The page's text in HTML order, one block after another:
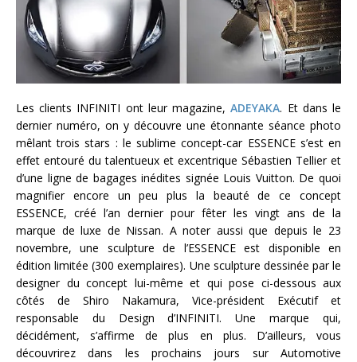
Les clients INFINITI ont leur magazine,ADEYAKA. Et dans le
dernier numéro, on y découvre une étonnante séance photo
mêlant trois stars : le sublime concept-car ESSENCE s’est en
effet entouré du talentueux et excentrique Sébastien Tellier et
d’une ligne de bagages inédites signée Louis Vuitton. De quoi
magnifier encore un peu plus la beauté de ce concept
ESSENCE, créé l’an dernier pour fêter les vingt ans de la
marque de luxe de Nissan. A noter aussi que depuis le 23
novembre, une sculpture de l’ESSENCE est disponible en
édition limitée (300 exemplaires). Une sculpture dessinée par le
designer du concept lui-même et qui pose ci-dessous aux
côtés de Shiro Nakamura, Vice-président Exécutif et
responsable du Design d’INFINITI. Une marque qui,
décidément, s’affirme de plus en plus. D’ailleurs, vous
découvrirez dans les prochains jours sur Automotive